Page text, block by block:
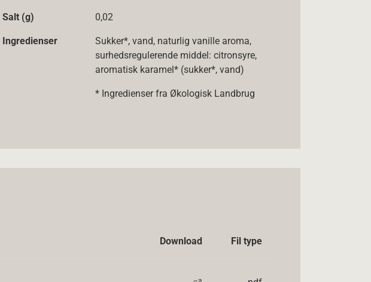
Salt (g) 0,02
Ingredienser
Sukker*, vand, naturlig vanille aroma,
surhedsregulerende middel: citronsyre,
aromatisk karamel* (sukker*, vand)
* Ingredienser fra Økologisk Landbrug
Download Fil type